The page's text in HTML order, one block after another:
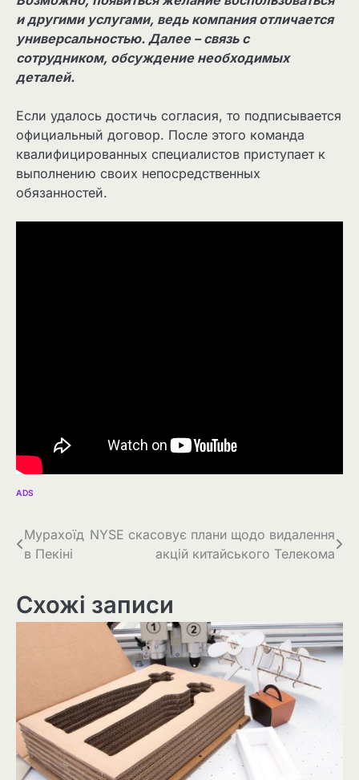
и другими услугами, ведь компания отличается
универсальностью. Далее – связь с
сотрудником, обсуждение необходимых
деталей.
Если удалось достичь согласия, то подписывается
официальный договор. После этого команда
квалифицированных специалистов приступает к
выполнению своих непосредственных
обязанностей.
ADS
Навігація
Мурахоїд
в Пекіні
NYSE скасовує плани щодо видалення
акцій китайського Телекома
Схожі записи